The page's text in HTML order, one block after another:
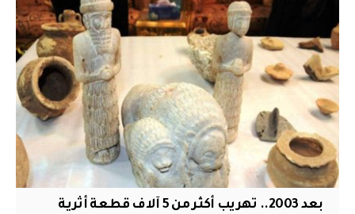
بعد 2003.. تهريب أكثر من 5 آلاف قطعة أثرية